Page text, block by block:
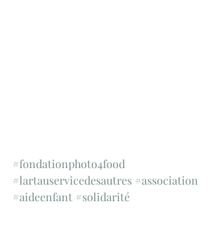
#fondationphoto4food
#lartauservicedesautres #association
#aideenfant #solidarité